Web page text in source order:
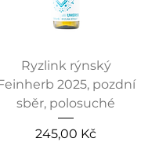
Ryzlink rýnský
2025, pozdní
sběr, polosuché
Cena
245,00 Kč